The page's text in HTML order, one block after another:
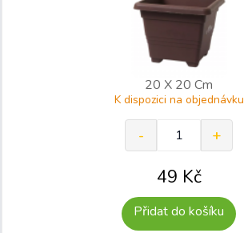
20 X 20 Cm
K dispozici na objednávku
49 Kč
Přidat do košíku